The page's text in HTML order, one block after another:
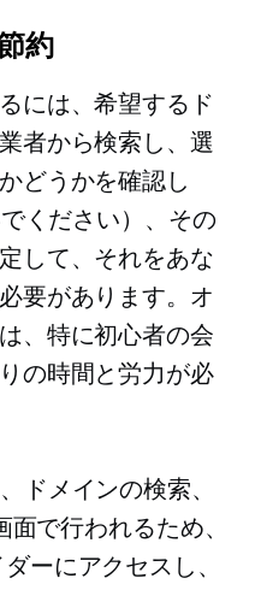
約
には、希望するド
者から検索し、選
どうかを確認し
ください）、その
して、それをあな
要があります。オ
、特に初心者の会
の時間と労力が必
ドメインの検索、
で行われるため、
ーにアクセスし、